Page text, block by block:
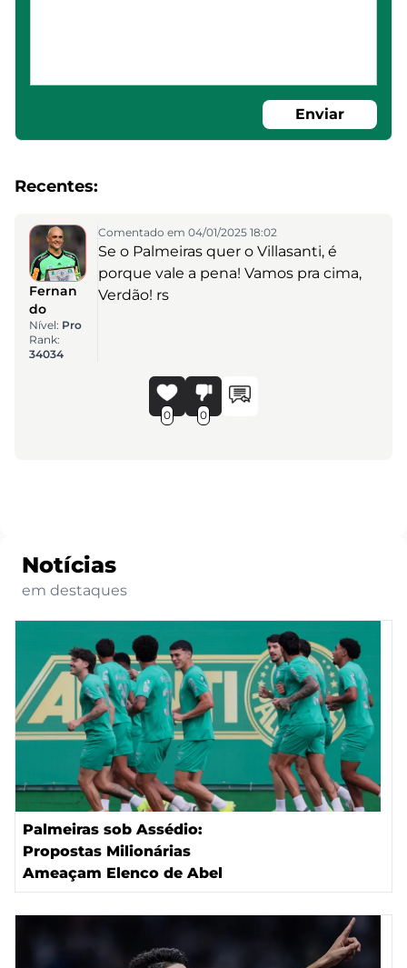
Enviar
Recentes:
Fernan
do
Nível: Pro
Rank:
34034
Comentado em 04/01/2025 18:02
Se o Palmeiras quer o Villasanti, é
porque vale a pena! Vamos pra cima,
Verdão! rs
0 0
Notícias
em destaques
Palmeiras sob Assédio:
Propostas Milionárias
Ameaçam Elenco de Abel